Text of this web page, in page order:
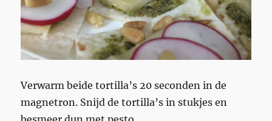
Verwarm beide tortilla’s 20 seconden in de
magnetron. Snijd de tortilla’s in stukjes en